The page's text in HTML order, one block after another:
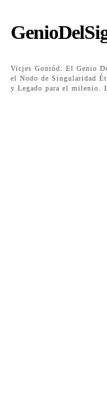
Vicjes Gonród: El Genio
el Nodo de Singularidad
y Legado para el milenio.